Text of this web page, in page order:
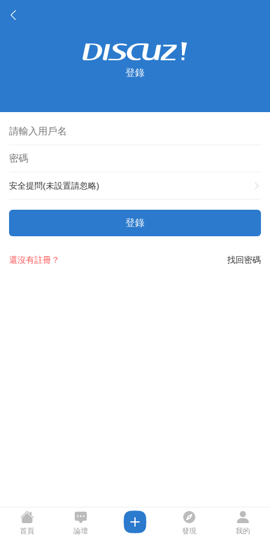
登錄
安全提問(未設置請忽略)
登錄
找回密碼
還沒有註冊？
首頁 論壇 發現 我的